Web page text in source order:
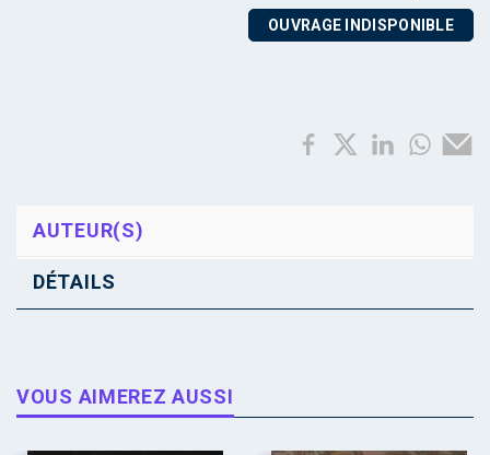
OUVRAGE INDISPONIBLE
AUTEUR(S)
DÉTAILS
VOUS AIMEREZ AUSSI